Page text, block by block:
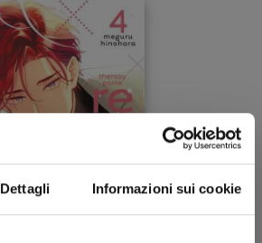
Dettagli Informazioni sui cookie